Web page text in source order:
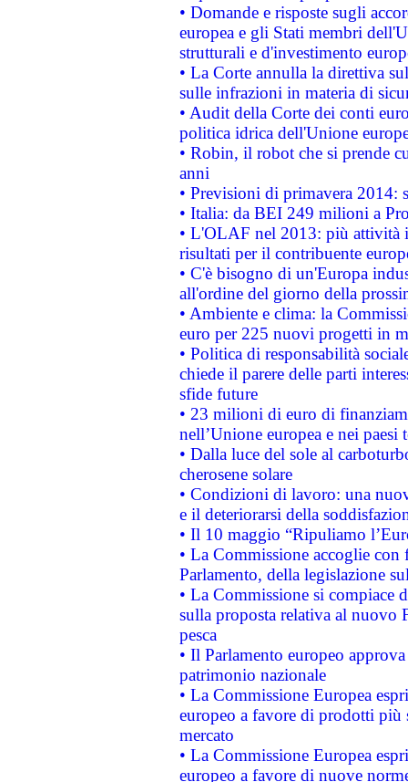
• Domande e risposte sugli
europea e gli Stati membri
strutturali e d'investimento
• La Corte annulla la direttiva
sulle infrazioni in materia di
• Audit della Corte dei conti
politica idrica dell'Unione
• Robin, il robot che si prende
anni
• Previsioni di primavera 2014:
• Italia: da BEI 249 milioni a
• L'OLAF nel 2013: più attività
risultati per il contribuente
• C'è bisogno di un'Europa
all'ordine del giorno della
• Ambiente e clima: la
euro per 225 nuovi progetti in
• Politica di responsabilità
chiede il parere delle parti
sfide future
• 23 milioni di euro di
nell’Unione europea e nei paesi
• Dalla luce del sole al
cherosene solare
• Condizioni di lavoro: una
e il deteriorarsi della
• Il 10 maggio “Ripuliamo
• La Commissione accoglie
Parlamento, della legislazione
• La Commissione si compiace
sulla proposta relativa al nuovo
pesca
• Il Parlamento europeo
patrimonio nazionale
• La Commissione Europea
europeo a favore di prodotti
mercato
• La Commissione Europea
europeo a favore di nuove